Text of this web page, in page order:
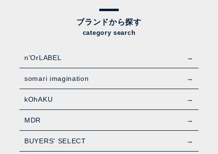
ブランドから探す
category search
n'OrLABEL
somari imagination
kOhAKU
MDR
BUYERS' SELECT